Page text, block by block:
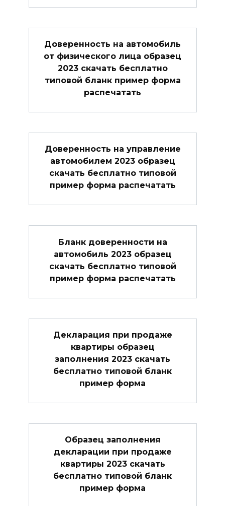
Доверенность на автомобиль
от физического лица образец
2023 скачать бесплатно
типовой бланк пример форма
распечатать
Доверенность на управление
автомобилем 2023 образец
скачать бесплатно типовой
пример форма распечатать
Бланк доверенности на
автомобиль 2023 образец
скачать бесплатно типовой
пример форма распечатать
Декларация при продаже
квартиры образец
заполнения 2023 скачать
бесплатно типовой бланк
пример форма
Образец заполнения
декларации при продаже
квартиры 2023 скачать
бесплатно типовой бланк
пример форма